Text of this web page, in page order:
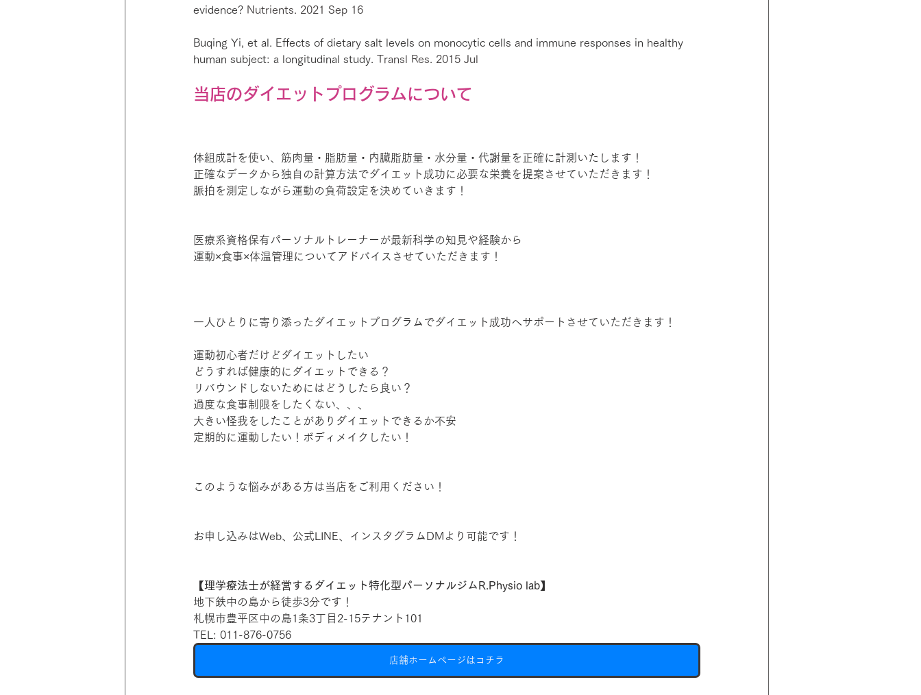
evidence? Nutrients . 2021 Sep 16
Buqing Yi, et al. Effects of dietary salt levels on monocytic cells and immune responses in healthy
human subject: a longitudinal study. Transl Res . 2015 Jul
当店のダイエットプログラムについて
体組成計を使い、筋肉量・脂肪量・内臓脂肪量・水分量・代謝量を正確に計測いたします！
正確なデータから独自の計算方法でダイエット成功に必要な栄養を提案させていただきます！
脈拍を測定しながら運動の負荷設定を決めていきます！
医療系資格保有パーソナルトレーナーが最新科学の知見や経験から
運動×食事×体温管理についてアドバイスさせていただきます！
一人ひとりに寄り添ったダイエットプログラムでダイエット成功へサポートさせていただきます！
運動初心者だけどダイエットしたい
どうすれば健康的にダイエットできる？
リバウンドしないためにはどうしたら良い？
過度な食事制限をしたくない、、、
大きい怪我をしたことがありダイエットできるか不安
定期的に運動したい！ボディメイクしたい！
このような悩みがある方は当店をご利用ください！
お申し込みはWeb、公式LINE、インスタグラムDMより可能です！
【理学療法士が経営するダイエット特化型パーソナルジムR.Physio lab】
地下鉄中の島から徒歩3分です！
札幌市豊平区中の島1条3丁目2-15テナント101
TEL: 011-876-0756
店舗ホームページはコチラ